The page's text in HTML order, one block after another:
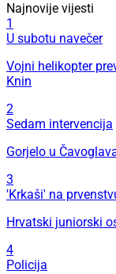
Najnovije vijesti
1
U subotu navečer
Vojni helikopter
Knin
2
Sedam intervencija
Gorjelo u
3
'Krkaši' na
Hrvatski juniorski
4
Policija